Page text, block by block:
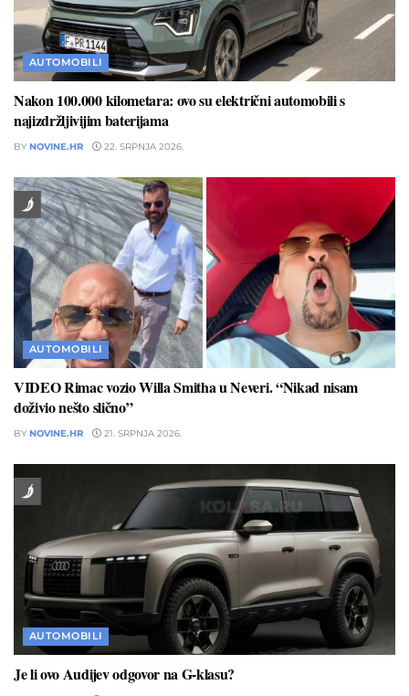
AUTOMOBILI
Nakon 100.000 kilometara: ovo su električni automobili s
najizdržljivijim baterijama
BY NOVINE.HR 22. SRPNJA 2026.
AUTOMOBILI
VIDEO Rimac vozio Willa Smitha u Neveri. “Nikad nisam
doživio nešto slično”
BY NOVINE.HR 21. SRPNJA 2026.
AUTOMOBILI
Je li ovo Audijev odgovor na G-klasu?